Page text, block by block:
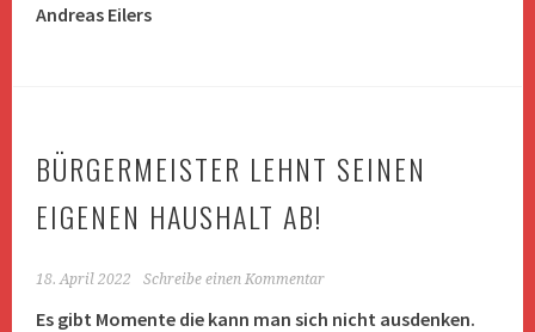
Andreas Eilers
BÜRGERMEISTER LEHNT SEINEN
EIGENEN HAUSHALT AB!
18. April 2022 Schreibe einen Kommentar
Es gibt Momente die kann man sich nicht ausdenken.